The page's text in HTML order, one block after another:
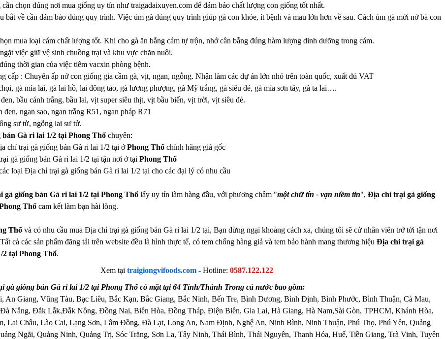
chọn đúng nơi mua giống uy tín như traigadaixuyen.com để đảm bảo chất lượng con giống tốt nhất.
bắt về cần đảm bảo đúng quy trình. Việc úm gà đúng quy trình giúp gà con khỏe, ít bệnh và mau lớn hơn về sau. Cách úm gà mới nở bà con
mua loại cám chất lượng tốt. Khi cho gà ăn bằng cám tự trộn, nhớ cân bằng đúng hàm lượng dinh dưỡng trong cám.
việc giữ vệ sinh chuồng trại và khu vực chăn nuôi.
thời gian của việc tiêm vacxin phòng bệnh.
cấp : Chuyên ấp nở con giống gia cầm gà, vịt, ngan, ngỗng. Nhận làm các dự án lớn nhỏ trên toàn quốc, xuất đủ VAT
gà mía lai, gà lai hồ, lai đông tảo, gà lương phượng, gà Mỹ trắng, gà siêu đẻ, gà mía sơn tây, gà ta lai….
bầu cánh trắng, bầu lai, vịt super siêu thịt, vịt bầu biển, vịt trời, vịt siêu đẻ.
ngan sao, ngan trắng R51, ngan pháp R71
sư tử, ngỗng lai sư tử.
Gà ri lai 1/2 tại Phong Thổ chuyên:
chỉ trại gà giống bán Gà ri lai 1/2 tại ởPhong Thổchính hãng giá gốc
gà giống bán Gà ri lai 1/2 tại tận nơi ở tại Phong Thổ
loại Địa chỉ trại gà giống bán Gà ri lai 1/2 tại cho các đại lý có nhu cầu
gà giống bán Gà ri lai 1/2 tại Phong Thổlấy uy tín làm hàng đầu, với phương châm "một chữ tín - vạn niềm tin", Địa chỉ trại gà giống
Thổcam kết làm bạn hài lòng.
Thổvà có nhu cầu mua Địa chỉ trại gà giống bán Gà ri lai 1/2 tại, Bạn đừng ngại khoảng cách xa, chúng tôi sẽ cử nhân viên trở tới tận nơi
cả các sản phẩm đăng tải trên website đều là hình thực tế, có tem chống hàng giả và tem bảo hành mang thương hiệu Địa chỉ trại gà
2 tại Phong Thổ.
Xem tạitraigiongvifoods.com - Hotline:0587.122.122
gà giống bán Gà ri lai 1/2 tại Phong Thổ có mặt tại 64 Tỉnh/Thành Trong cả nước bao gồm:
An Giang, Vũng Tàu, Bạc Liêu, Bắc Kạn, Bắc Giang, Bắc Ninh, Bến Tre, Bình Dương, Bình Định, Bình Phước, Bình Thuận, Cà Mau,
Nẵng, Đắk Lắk,Đắk Nông, Đồng Nai, Biên Hòa, Đồng Tháp, Điện Biên, Gia Lai, Hà Giang, Hà Nam,Sài Gòn, TPHCM, Khánh Hòa,
Lai Châu, Lào Cai, Lạng Sơn, Lâm Đồng, Đà Lạt, Long An, Nam Định, Nghệ An, Ninh Bình, Ninh Thuận, Phú Thọ, Phú Yên, Quảng
Ngãi, Quảng Ninh, Quảng Trị, Sóc Trăng, Sơn La, Tây Ninh, Thái Bình, Thái Nguyên, Thanh Hóa, Huế, Tiền Giang, Trà Vinh, Tuyên